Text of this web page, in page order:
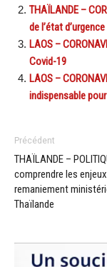
THAÏLANDE –
de l’état
LAOS –
Covid-19
LAOS –
indispensable
Précédent
THAÏLANDE –
comprendre les
remaniement
Thaïlande